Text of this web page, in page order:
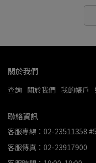
關於我們
查詢 關於我們 我的帳戶
聯絡資訊
客服專線：02-23511358
客服傳真：02-23917900